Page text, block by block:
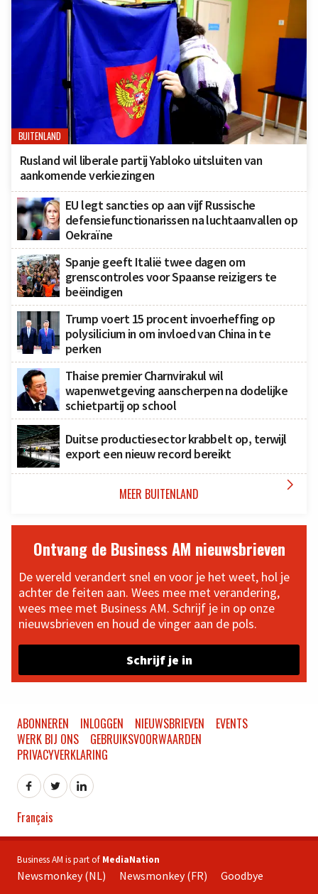
BUITENLAND
Rusland wil liberale partij Yabloko uitsluiten van
aankomende verkiezingen
EU legt sancties op aan vijf Russische
defensiefunctionarissen na luchtaanvallen op
Oekraïne
Spanje geeft Italië twee dagen om
grenscontroles voor Spaanse reizigers te
beëindigen
Trump voert 15 procent invoerheffing op
polysilicium in om invloed van China in te
perken
Thaise premier Charnvirakul wil
wapenwetgeving aanscherpen na dodelijke
schietpartij op school
Duitse productiesector krabbelt op, terwijl
export een nieuw record bereikt
MEER BUITENLAND 
Ontvang de Business AM nieuwsbrieven
De wereld verandert snel en voor je het weet, hol je
achter de feiten aan. Wees mee met verandering,
wees mee met Business AM. Schrijf je in op onze
nieuwsbrieven en houd de vinger aan de pols.
Schrijf je in
ABONNEREN INLOGGEN NIEUWSBRIEVEN
EVENTS
WERK BIJ ONS
GEBRUIKSVOORWAARDEN
PRIVACYVERKLARING
Français
Business AM is part of MediaNation
Newsmonkey (NL) Newsmonkey (FR) Goodbye